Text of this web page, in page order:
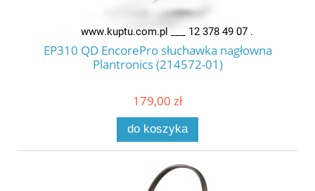
EP310 QD EncorePro słuchawka nagłowna
Plantronics (214572-01)
179,00 zł
do koszyka